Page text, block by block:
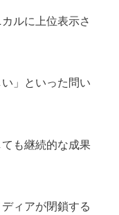
ルに上位表示さ
」といった問い
も継続的な成果
ィアが閉鎖する